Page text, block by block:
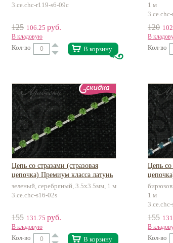
3.ce.chc-r119-s6-09c
125 106.25 руб.
В кладовую
Кол-во В корзину
1 м
120 102
В
Кол-во
Цепь со стразами (стразовая
цепочка) Премиум класса латунь
зеленый, серебряный, 3.5х3.5мм, 1 м
3.ce.chc-s16-02s
155 131.75 руб.
В кладовую
Кол-во В корзину
Цепь со
1 м
155
В
Кол-во